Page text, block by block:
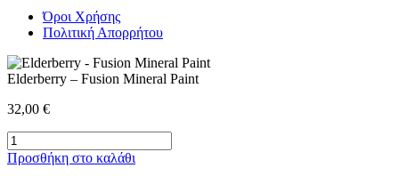
Όροι Χρήσης
Πολιτική Απορρήτου
Elderberry – Fusion Mineral Paint
32,00 €
Elderberry
-
Fusion
Προσθήκη στο καλάθι